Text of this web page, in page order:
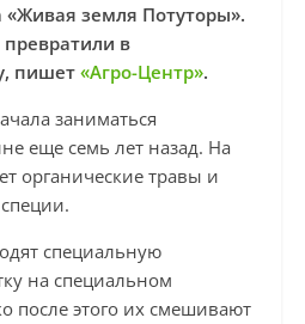
земля Потуторы».
превратили в
пишет «Агро-Центр».
заниматься
еще семь лет назад. На
органические травы и
специальную
на специальном
после этого их смешивают